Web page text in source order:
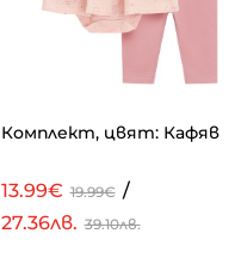
Комплект, цвят: Кафяв
13.99€ 19.99€ /
27.36лв. 39.10лв.